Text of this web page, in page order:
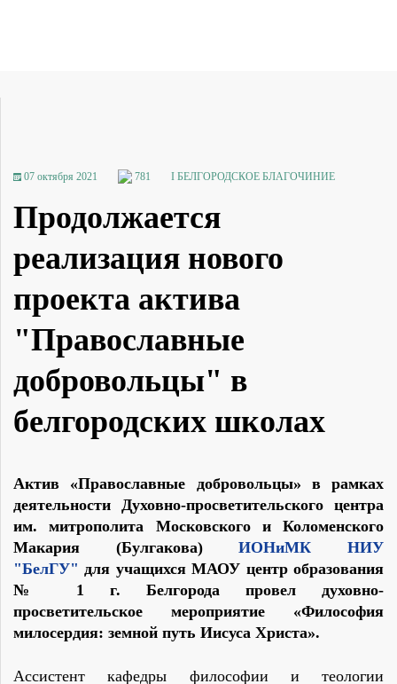
07 октября 2021 781 I БЕЛГОРОДСКОЕ БЛАГОЧИНИЕ
Продолжается
реализация нового
проекта актива
"Православные
добровольцы" в
белгородских школах
Актив «Православные добровольцы» в рамках
деятельности Духовно-просветительского центра
им. митрополита Московского и Коломенского
Макария (Булгакова)ИОНиМК НИУ
"БелГУ" для учащихся МАОУ центр образования
№ 1 г. Белгорода провел духовно-
просветительское мероприятие «Философия
милосердия: земной путь Иисуса Христа».
Ассистент кафедры философии и теологии